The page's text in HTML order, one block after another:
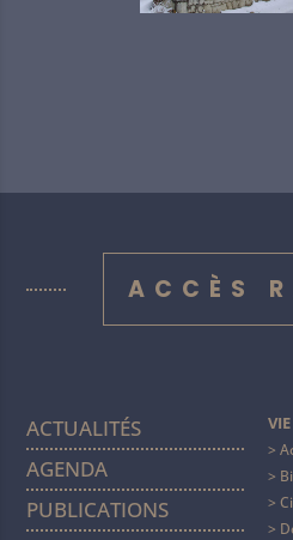
ACCÈS
ACTUALITÉS
AGENDA
PUBLICATIONS